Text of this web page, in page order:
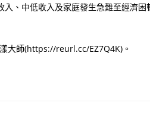
、中低收入及家庭發生急難至經濟
大師(https://reurl.cc/EZ7Q4K)。